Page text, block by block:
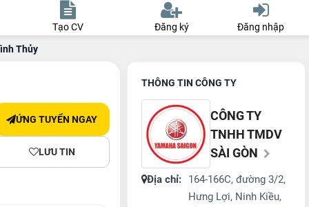
Tạo CV Đăng ký Đăng nhập
Thủy
ỨNG TUYỂN NGAY
LƯU TIN
THÔNG TIN CÔNG TY
CÔNG TY
TNHH TMDV
SÀI GÒN
Địa chỉ:
164-166C, đường 3/2,
Hưng Lợi, Ninh Kiều,